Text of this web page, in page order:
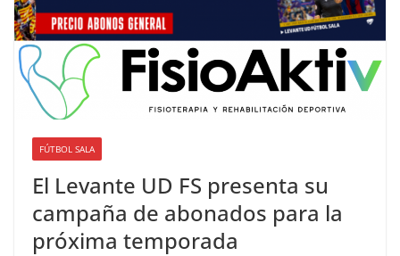
FÚTBOL SALA
El Levante UD FS presenta su
campaña de abonados para la
próxima temporada